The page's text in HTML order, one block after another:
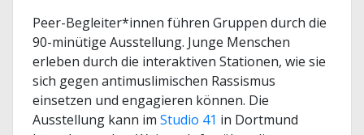
Peer-Begleiter*innen führen Gruppen durch die
90-minütige Ausstellung. Junge Menschen
erleben durch die interaktiven Stationen, wie sie
sich gegen antimuslimischen Rassismus
einsetzen und engagieren können. Die
Ausstellung kann im Studio 41 in Dortmund